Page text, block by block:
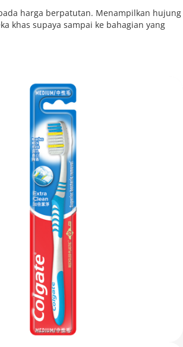
harga berpatutan. Menampilkan hujung
khas supaya sampai ke bahagian yang